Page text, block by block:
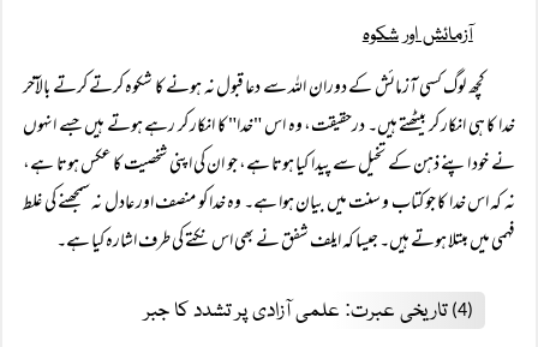
آزمائش اور شکوہ
کچھ لوگ کسی آزمائش کے دوران اللہ سے دعا قبول نہ ہونے کا شکوہ کرتے کرتے بالآخر
خدا کا ہی انکار کر بیٹھتے ہیں۔ درحقیقت، وہ اس "خدا" کا انکار کر رہے ہوتے ہیں جسے انہوں
نے خود اپنے ذہن کے تخیل سے پیدا کیا ہوتا ہے، جو ان کی اپنی شخصیت کا عکس ہوتا ہے،
نہ کہ اس خدا کا جو کتاب و سنت میں بیان ہوا ہے۔ وہ خدا کو منصف اور عادل نہ سمجھنے کی غلط
فہمی میں مبتلا ہوتے ہیں۔ جیسا کہ ایلف شفق نے بھی اس نکتے کی طرف اشارہ کیا ہے۔
(4) تاریخی عبرت: علمی آزادی پر تشدد کا جبر